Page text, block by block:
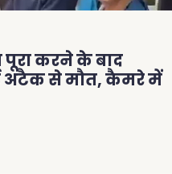
करने के बाद
अटैक से मौत, कैमरे में